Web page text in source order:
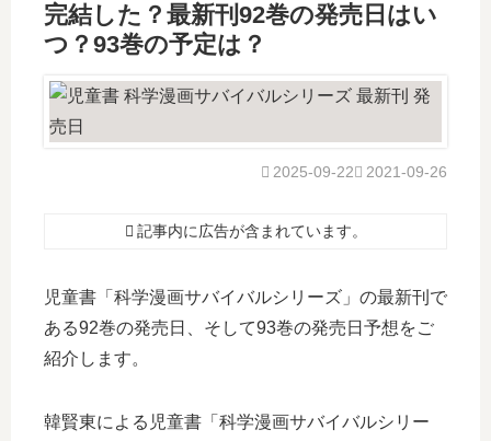
完結した？最新刊92巻の発売日はい
つ？93巻の予定は？
2021-09-26
2025-09-22
記事内に広告が含まれています。
児童書「科学漫画サバイバルシリーズ」の最新刊で
ある92巻の発売日、そして93巻の発売日予想をご
紹介します。
韓賢東による児童書「科学漫画サバイバルシリー